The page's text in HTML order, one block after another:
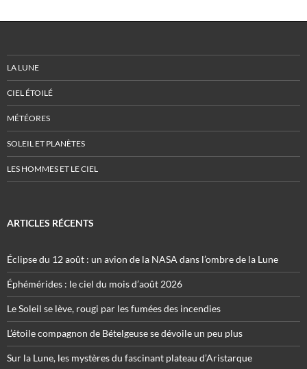
LA LUNE
CIEL ÉTOILÉ
MÉTÉORES
SOLEIL ET PLANÈTES
LES HOMMES ET LE CIEL
ARTICLES RÉCENTS
Éclipse du 12 août : un avion de la NASA dans l’ombre de la Lune
Éphémérides : le ciel du mois d’août 2026
Le Soleil se lève, rougi par les fumées des incendies
L’étoile compagnon de Bételgeuse se dévoile un peu plus
Sur la Lune, les mystères du fascinant plateau d’Aristarque